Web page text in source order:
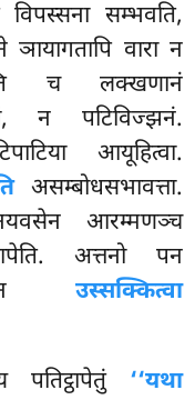
विपस्सना सम्भवति,
वारा न
च लक्खणानं
न पटिविज्झनं.
आयूहित्वा.
असम्बोधसभावत्ता.
आरम्मणञ्च
अत्तनो पन
उस्सक्कित्वा
पतिट्ठापेतुं ‘‘यथा